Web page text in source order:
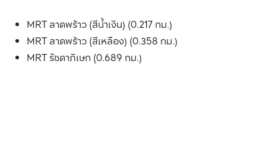
MRT ลาดพร้าว (สีน้ำเงิน) (0.217 กม.)
MRT ลาดพร้าว (สีเหลือง) (0.358 กม.)
MRT รัชดาภิเษก (0.689 กม.)